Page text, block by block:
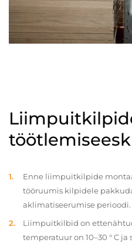
Enne liimpuitkilpide
tööruumis kilpidele
aklimatiseerumise perioodi.
Liimpuitkilbid on
temperatuur on 10–30 ° C